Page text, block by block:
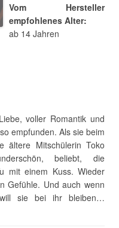
Vom Hersteller
empfohlenes Alter:
ab 14 Jahren
voller Romantik und
empfunden. Als sie beim
ältere Mitschülerin Toko
beliebt, die
mit einem Kuss. Wieder
Gefühle. Und auch wenn
sie bei ihr bleiben…